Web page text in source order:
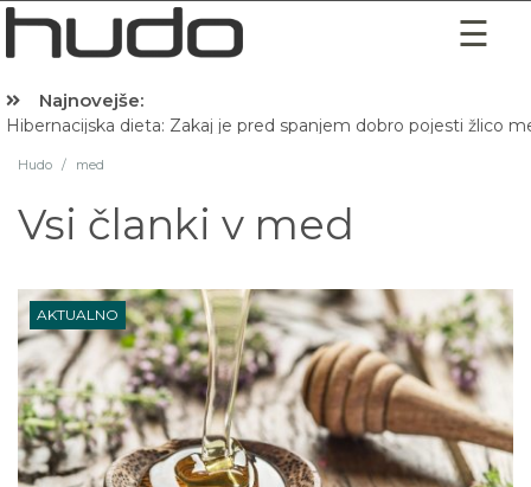
Najnovejše:
Hibernacijska dieta: Zakaj je pred spanjem dobro pojesti žlico
Hudo / med
Vsi članki v med
AKTUALNO